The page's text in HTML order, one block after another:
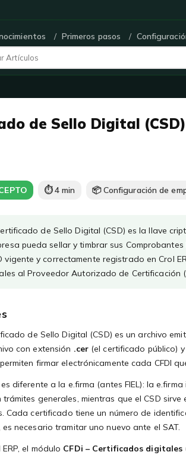
Primeros pasos
de Sello Digital (CSD)
⏱ 4 min 📦 Configuración de
de Sello Digital (CSD) es la llave
pueda sellar y timbrar sus
vigente y correctamente registrado en Crol
al Proveedor Autorizado de Certificación
de Sello Digital (CSD) es un archivo
con extensión .cer(el certificado público)
firmar electrónicamente cada CFDI
es diferente a la e.firma (antes FIEL): la
trámites generales, mientras que el CSD
Cada certificado tiene un número de
es necesario tramitar uno nuevo ante el SAT.
ERP, el módulo CFDi – Certificados digitales